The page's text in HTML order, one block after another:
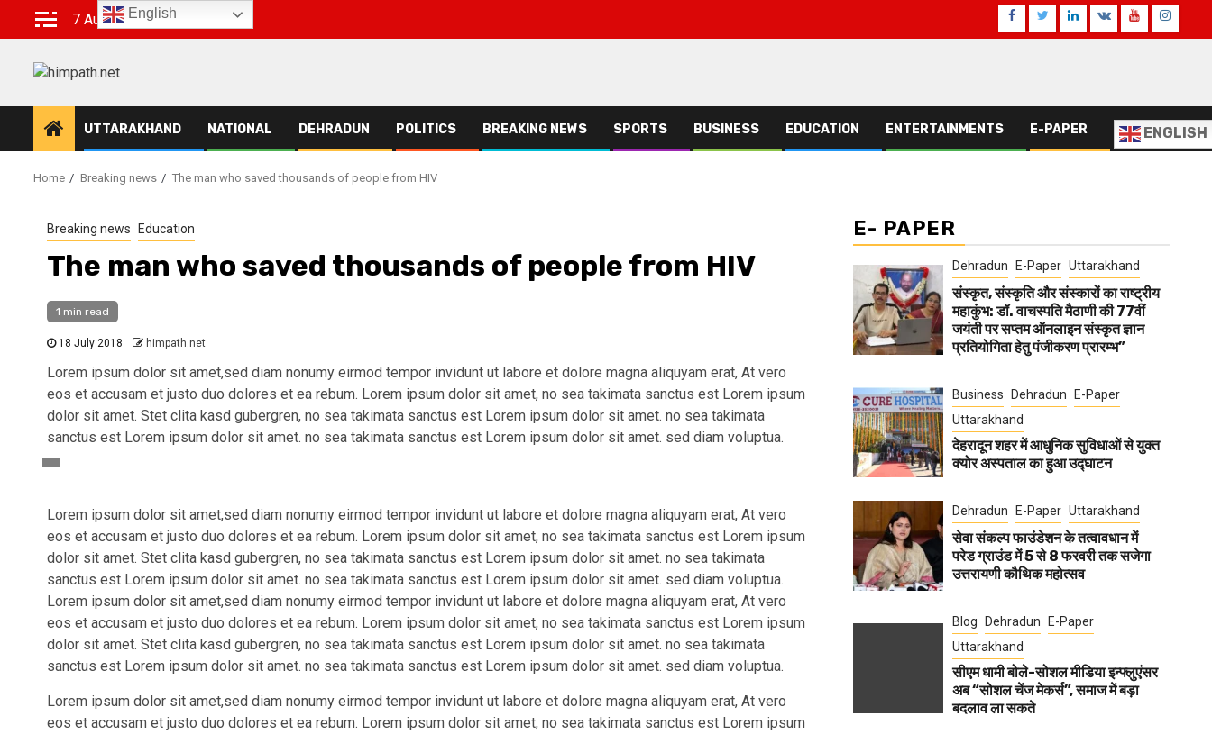
7 August 2026 Facebook
TwitterLinkedin
VK Youtube
UTTARAKHAND NATIONAL DEHRADUN POLITICS BREAKING NEWS SPORTS BUSINESS EDUCATION ENTERTAINMENTS E-PAPER ENGLISH
Home Breaking news The man who saved thousands of people from HIV
Breaking news Education
The man who saved thousands of people from HIV
1 min read
18 July 2018 himpath.net
Lorem ipsum dolor sit amet,sed diam nonumy eirmod tempor invidunt ut labore et dolore magna aliquyam erat, At vero
eos et accusam et justo duo dolores et ea rebum. Lorem ipsum dolor sit amet, no sea takimata sanctus est Lorem ipsum
dolor sit amet. Stet clita kasd gubergren, no sea takimata sanctus est Lorem ipsum dolor sit amet. no sea takimata
sanctus est Lorem ipsum dolor sit amet. no sea takimata sanctus est Lorem ipsum dolor sit amet. sed diam voluptua.
Lorem ipsum dolor sit amet,sed diam nonumy eirmod tempor invidunt ut labore et dolore magna aliquyam erat, At vero
eos et accusam et justo duo dolores et ea rebum. Lorem ipsum dolor sit amet, no sea takimata sanctus est Lorem ipsum
dolor sit amet. Stet clita kasd gubergren, no sea takimata sanctus est Lorem ipsum dolor sit amet. no sea takimata
sanctus est Lorem ipsum dolor sit amet. no sea takimata sanctus est Lorem ipsum dolor sit amet. sed diam voluptua.
Lorem ipsum dolor sit amet,sed diam nonumy eirmod tempor invidunt ut labore et dolore magna aliquyam erat, At vero
eos et accusam et justo duo dolores et ea rebum. Lorem ipsum dolor sit amet, no sea takimata sanctus est Lorem ipsum
dolor sit amet. Stet clita kasd gubergren, no sea takimata sanctus est Lorem ipsum dolor sit amet. no sea takimata
sanctus est Lorem ipsum dolor sit amet. no sea takimata sanctus est Lorem ipsum dolor sit amet. sed diam voluptua.
Lorem ipsum dolor sit amet,sed diam nonumy eirmod tempor invidunt ut labore et dolore magna aliquyam erat, At vero
eos et accusam et justo duo dolores et ea rebum. Lorem ipsum dolor sit amet, no sea takimata sanctus est Lorem ipsum
E- PAPER
Dehradun E-Paper Uttarakhand
संस्कृत, संस्कृति और संस्कारों का राष्ट्रीय
महाकुंभ: डॉ. वाचस्पति मैठाणी की 77वीं
जयंती पर सप्तम ऑनलाइन संस्कृत ज्ञान
प्रतियोगिता हेतु पंजीकरण प्रारम्भ”
Business Dehradun
E-Paper
Uttarakhand
देहरादून शहर में आधुनिक सुविधाओं से युक्त
क्योर अस्पताल का हुआ उद्घाटन
Dehradun E-Paper Uttarakhand
सेवा संकल्प फाउंडेशन के तत्वावधान में
परेड ग्राउंड में 5 से 8 फरवरी तक सजेगा
उत्तरायणी कौथिक महोत्सव
Blog Dehradun
E-Paper
Uttarakhand
सीएम धामी बोले-सोशल मीडिया इन्फ्लुएंसर
अब “सोशल चेंज मेकर्स”, समाज में बड़ा
बदलाव ला सकते
English